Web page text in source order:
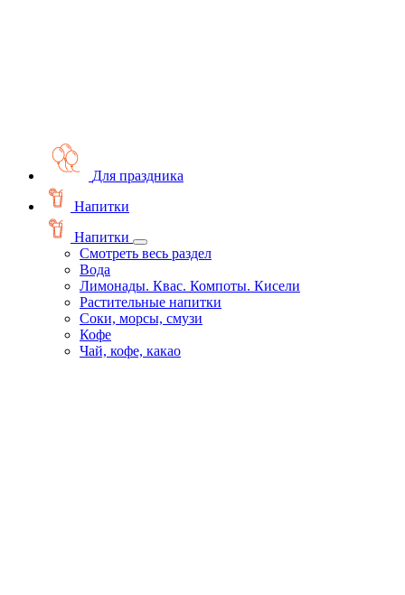
Для праздника
Напитки
Напитки
Смотреть весь раздел
Вода
Лимонады. Квас. Компоты. Кисели
Растительные напитки
Соки, морсы, смузи
Кофе
Чай, кофе, какао